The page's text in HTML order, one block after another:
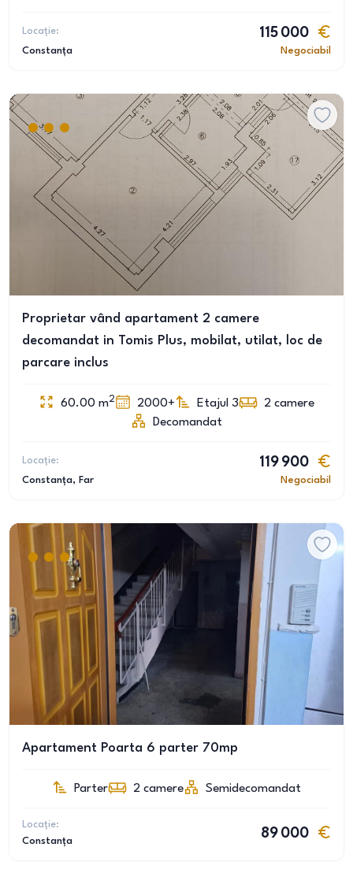
Locație:
Constanța
115 000
Negociabil
Proprietar vând apartament 2 camere
decomandat in Tomis Plus, mobilat, utilat, loc de
parcare inclus
60.00 m2 2000+ Etajul 3 2 camere
Decomandat
Locație:
Constanța, Far
119 900
Negociabil
Apartament Poarta 6 parter 70mp
Parter 2 camere Semidecomandat
Locație:
Constanța
89 000